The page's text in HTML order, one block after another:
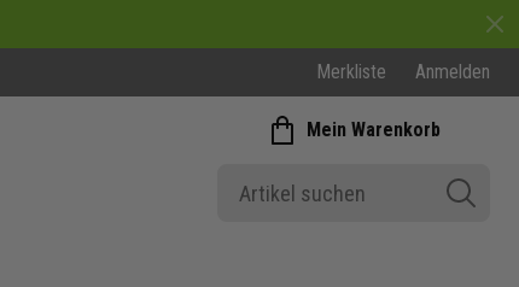
Merkliste Anmelden
Mein Warenkorb